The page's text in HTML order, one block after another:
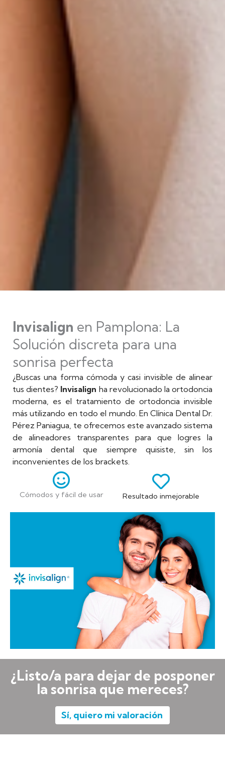
Invisalign en Pamplona: La
Solución discreta para una
sonrisa perfecta
¿Buscas una forma cómoda y casi invisible de alinear
tus dientes? Invisalign ha revolucionado la ortodoncia
moderna, es el tratamiento de ortodoncia invisible
más utilizando en todo el mundo. En Clínica Dental Dr.
Pérez Paniagua, te ofrecemos este avanzado sistema
de alineadores transparentes para que logres la
armonía dental que siempre quisiste, sin los
inconvenientes de los brackets.
Cómodos y fácil de usar Resultado inmejorable
¿Listo/a para dejar de posponer
la sonrisa que mereces?
Sí, quiero mi valoración